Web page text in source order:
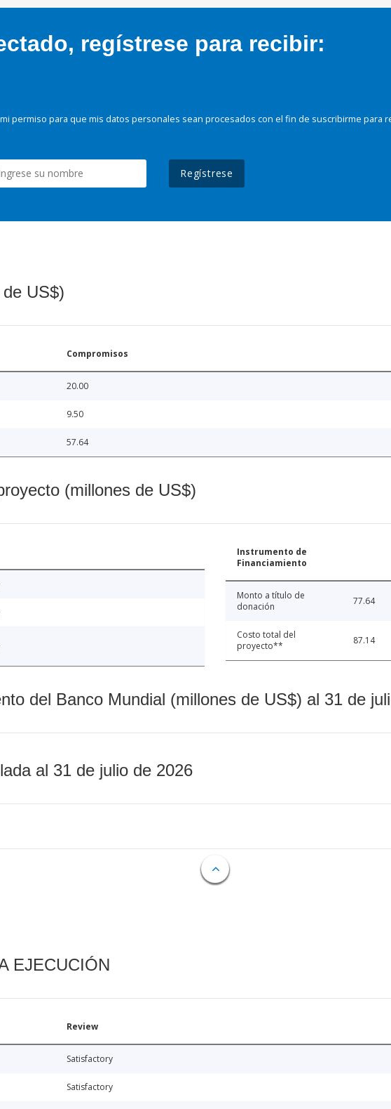
regístrese para recibir:
permiso para que mis datos personales sean procesados con el fin de suscribirme para
Regístrese
US$)
Compromisos
20.00
9.50
57.64
(millones de US$)
Instrumento de
Financiamiento
Monto a título de
donación
77.64
Costo total del
proyecto**
87.14
del Banco Mundial (millones de US$) al 31 de
al 31 de julio de 2026
EJECUCIÓN
Review
Satisfactory
Satisfactory